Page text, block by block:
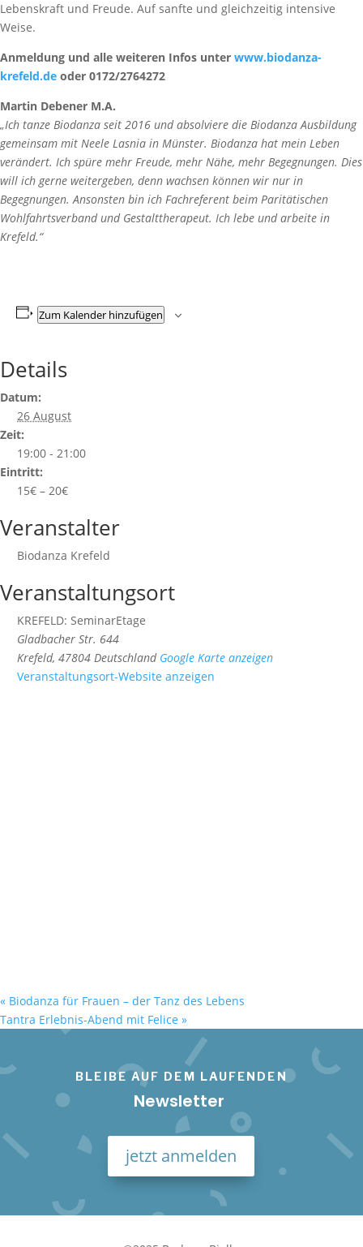
Lebenskraft und Freude. Auf sanfte und gleichzeitig intensive
Weise.
Anmeldung und alle weiteren Infos unter www.biodanza-
krefeld.de oder 0172/2764272
Martin Debener M.A.
„Ich tanze Biodanza seit 2016 und absolviere die Biodanza Ausbildung
gemeinsam mit Neele Lasnia in Münster. Biodanza hat mein Leben
verändert. Ich spüre mehr Freude, mehr Nähe, mehr Begegnungen. Dies
will ich gerne weitergeben, denn wachsen können wir nur in
Begegnungen. Ansonsten bin ich Fachreferent beim Paritätischen
Wohlfahrtsverband und Gestalttherapeut. Ich lebe und arbeite in
Krefeld.“
Zum Kalender hinzufügen
Details
Datum:
26 August
Zeit:
19:00 - 21:00
Eintritt:
15€ – 20€
Veranstalter
Biodanza Krefeld
Veranstaltungsort
KREFELD: SeminarEtage
Gladbacher Str. 644
Krefeld, 47804 Deutschland Google Karte anzeigen
Veranstaltungsort-Website anzeigen
« Biodanza für Frauen – der Tanz des Lebens
Tantra Erlebnis-Abend mit Felice »
BLEIBE AUF DEM LAUFENDEN
Newsletter
jetzt anmelden